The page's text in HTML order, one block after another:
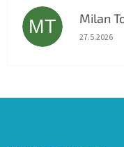
MT Milan
27.5.2026